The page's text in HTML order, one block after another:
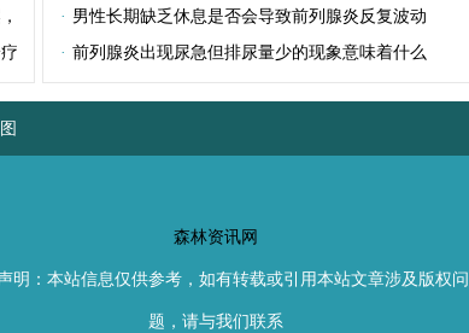
· 男性长期缺乏休息是否会导致前列腺炎反复波动
· 前列腺炎出现尿急但排尿量少的现象意味着什么
森林资讯网
明：本站信息仅供参考，如有转载或引用本站文章涉及版权问
题，请与我们联系